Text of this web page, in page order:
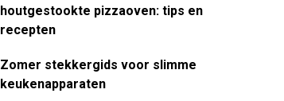
houtgestookte pizzaoven: tips en
recepten
Zomer stekkergids voor slimme
keukenapparaten